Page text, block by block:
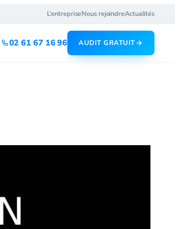
L’entrepriseNous rejoindreActualités
02 61 67 16 96 AUDIT GRATUIT